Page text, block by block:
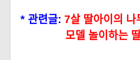
* 관련글: 7살 딸아이의 나
모델 놀이하는